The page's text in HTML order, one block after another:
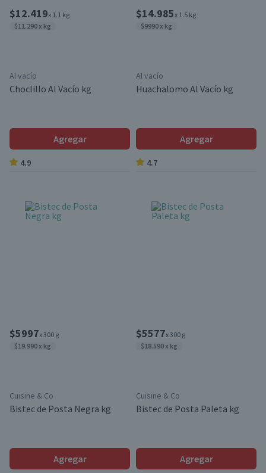
$12.419x 1.1 kg
$11.290 x kg
Al vacío
Choclillo Al Vacío kg
Agregar
4.9
$14.985x 1.5 kg
$9990 x kg
Al vacío
Huachalomo Al Vacío kg
Agregar
4.7
$5997x 300 g
$19.990 x kg
Cuisine & Co
Bistec de Posta Negra kg
Agregar
$5577x 300 g
$18.590 x kg
Cuisine & Co
Bistec de Posta Paleta kg
Agregar